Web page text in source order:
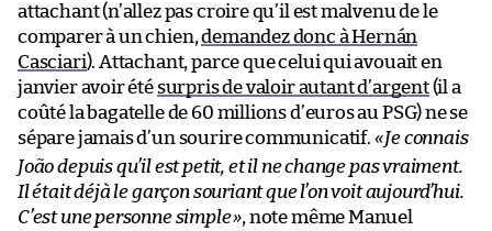
attachant (n’allez pas croire qu’il est malvenu de le
comparer à un chien,demandez donc à Hernán
Casciari). Attachant, parce que celui qui avouait en
janvier avoir été surpris de valoir autant d’argent(il a
coûté la bagatelle de 60 millions d’euros au PSG) ne se
sépare jamais d’un sourire communicatif. «Je connais
João depuis qu’il est petit, et il ne change pas vraiment.
Il était déjà le garçon souriant que l’on voit aujourd’hui.
C’est une personne simple», note même Manuel